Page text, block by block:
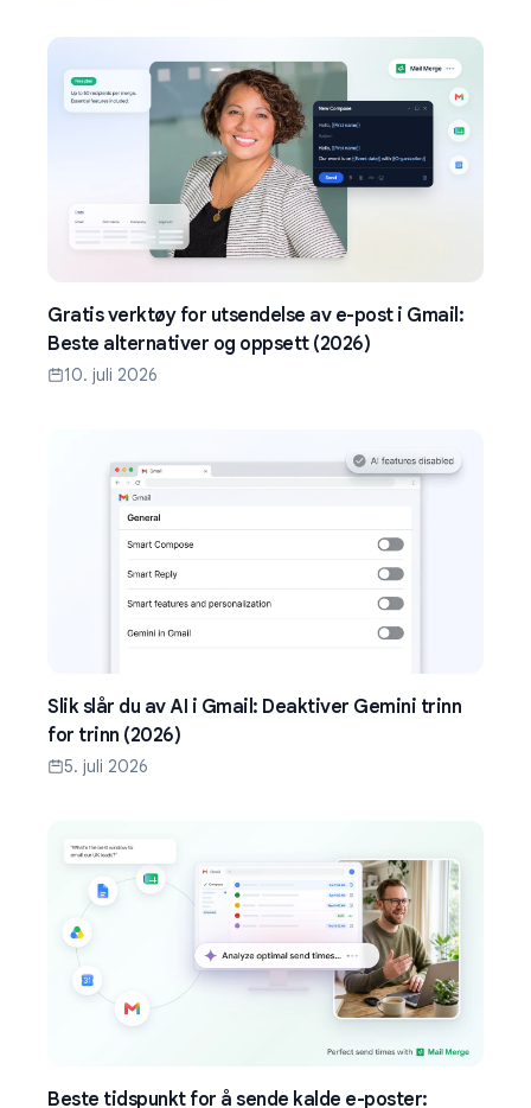
Gratis verktøy for utsendelse av e-post i Gmail:
Beste alternativer og oppsett (2026)
10. juli 2026
Slik slår du av AI i Gmail: Deaktiver Gemini trinn
for trinn (2026)
5. juli 2026
Beste tidspunkt for å sende kalde e-poster: